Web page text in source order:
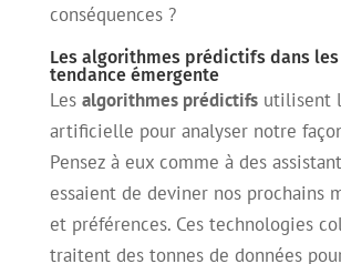
conséquences ?
Les algorithmes prédictifs dans les
tendance émergente
Les algorithmes prédictifsutilisent
artificielle pour analyser notre
Pensez à eux comme à des
essaient de deviner nos prochains
et préférences. Ces technologies
traitent des tonnes de données